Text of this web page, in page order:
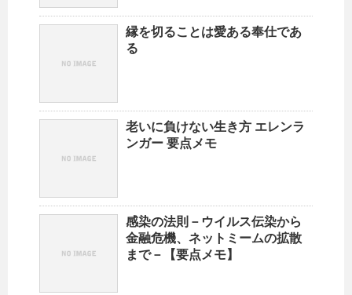
縁を切ることは愛ある奉仕であ
る
老いに負けない生き方 エレンラ
ンガー 要点メモ
感染の法則－ウイルス伝染から
金融危機、ネットミームの拡散
まで－【要点メモ】